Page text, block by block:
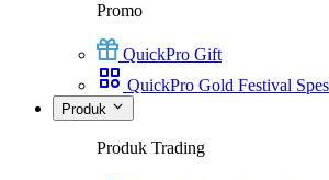
Promo
QuickPro Gift
QuickPro Gold Festival
Produk
Produk Trading